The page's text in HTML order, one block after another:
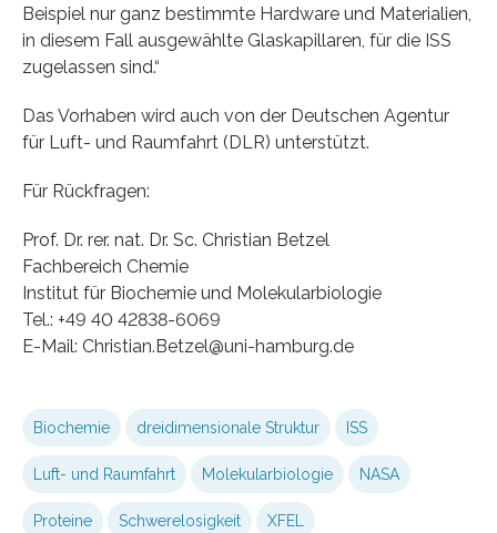
Beispiel nur ganz bestimmte Hardware und Materialien,
in diesem Fall ausgewählte Glaskapillaren, für die ISS
zugelassen sind.“
Das Vorhaben wird auch von der Deutschen Agentur
für Luft- und Raumfahrt (DLR) unterstützt.
Für Rückfragen:
Prof. Dr. rer. nat. Dr. Sc. Christian Betzel
Fachbereich Chemie
Institut für Biochemie und Molekularbiologie
Tel.: +49 40 42838-6069
E-Mail: Christian.Betzel@uni-hamburg.de
Biochemie dreidimensionale Struktur ISS
Luft- und Raumfahrt Molekularbiologie NASA
Proteine Schwerelosigkeit XFEL